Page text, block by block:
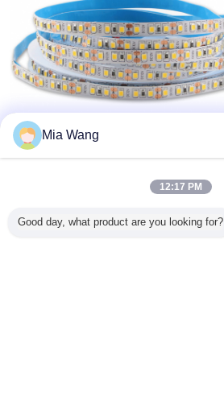
Mia Wang
12:17 PM
Good day, what product are you looking for?